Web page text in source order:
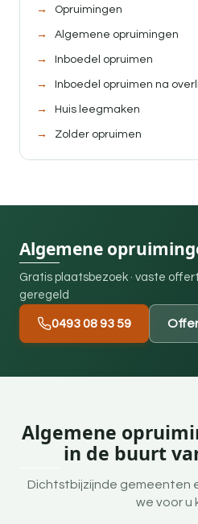
Opruimingen
Algemene opruimingen
Inboedel opruimen
Inboedel opruimen na
Huis leegmaken
Zolder opruimen
Algemene
Gratis plaatsbezoek · vaste
geregeld
0493 08 93 59
Algemene
in de buurt
Dichtstbijzijnde gemeenten
we voor u